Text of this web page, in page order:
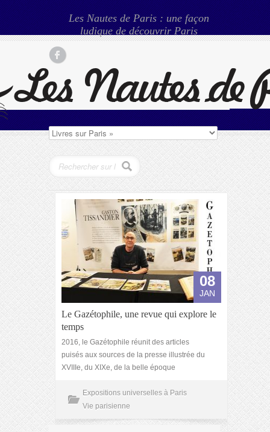
Les Nautes de Paris : une façon
ludique de découvrir Paris
08
JAN
Le Gazétophile, une revue qui explore le
temps
2016, le Gazétophile réunit des articles
puisés aux sources de la presse illustrée du
XVIIIe, du XIXe, de la belle époque
Expositions universelles à Paris
Vie parisienne